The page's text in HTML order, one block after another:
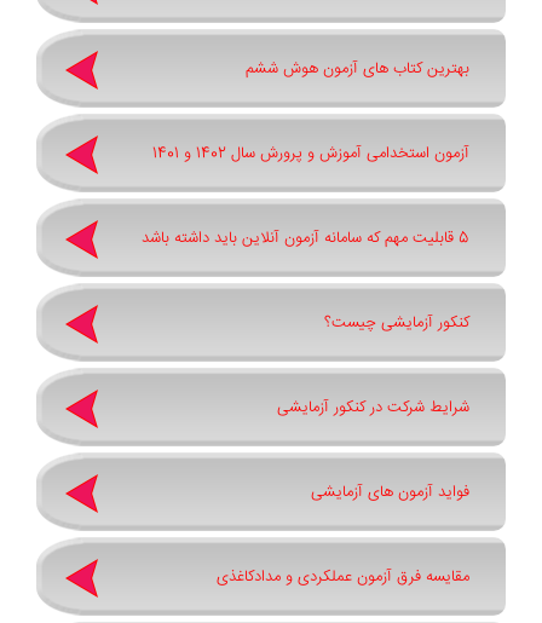
بهترین کتاب های آزمون هوش ششم
آزمون استخدامی آموزش و پرورش سال 1402 و 1401
5 قابلیت مهم که سامانه آزمون آنلاین باید داشته باشد
کنکور آزمایشی چیست؟
شرایط شرکت در کنکور آزمایشی
فواید آزمون های آزمایشی
مقایسه فرق آزمون عملکردی و مدادکاغذی